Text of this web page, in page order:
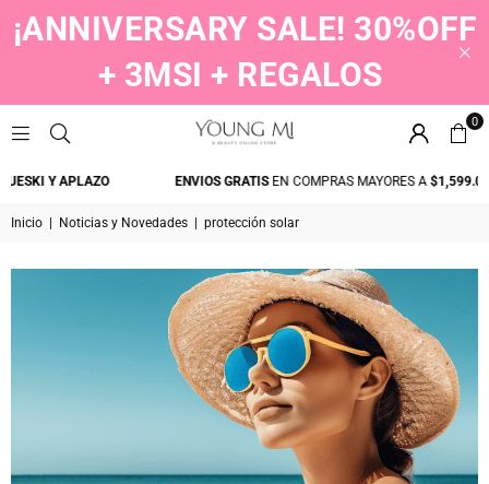
¡ANNIVERSARY SALE! 30%OFF
+ 3MSI + REGALOS
0
Y APLAZO ENVIOS GRATISEN COMPRAS MAYORES A$1,599.00
Inicio Noticias y Novedades protección solar